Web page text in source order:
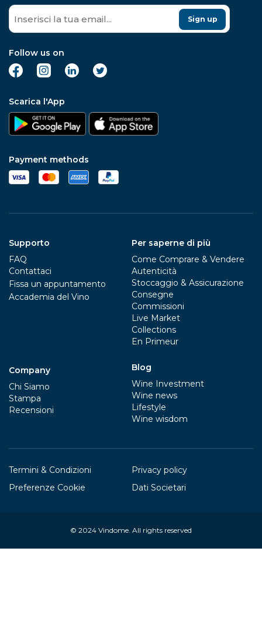
Sign up
Follow us on
Scarica l'App
Payment methods
Supporto
FAQ
Contattaci
Fissa un appuntamento
Accademia del Vino
Company
Chi Siamo
Stampa
Recensioni
Per saperne di più
Come Comprare & Vendere
Autenticità
Stoccaggio & Assicurazione
Consegne
Commissioni
Live Market
Collections
En Primeur
Blog
Wine Investment
Wine news
Lifestyle
Wine wisdom
Termini & Condizioni
Privacy policy
Preferenze Cookie
Dati Societari
© 2024 Vindome. All rights reserved